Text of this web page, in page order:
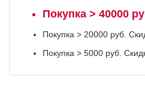
Покупка > 40000
Покупка > 20000 руб.
Покупка > 5000 руб.